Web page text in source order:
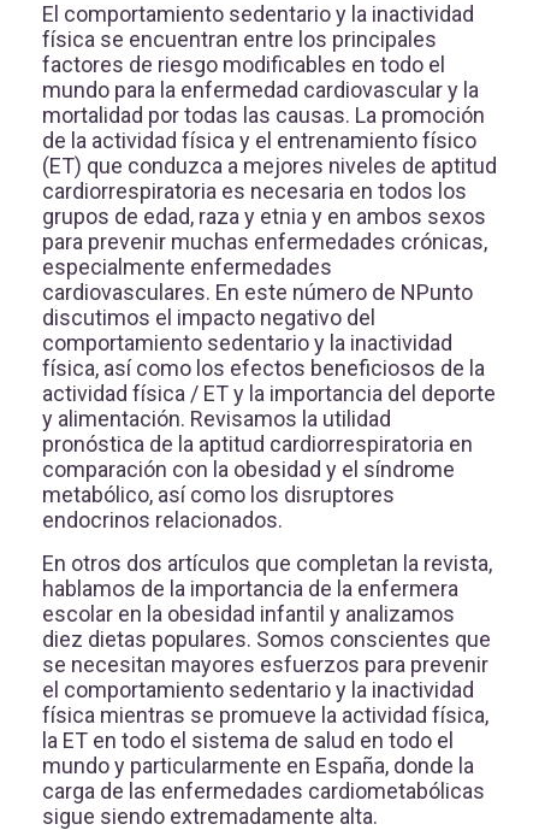
El comportamiento sedentario y la inactividad
física se encuentran entre los principales
factores de riesgo modificables en todo el
mundo para la enfermedad cardiovascular y la
mortalidad por todas las causas. La promoción
de la actividad física y el entrenamiento físico
(ET) que conduzca a mejores niveles de aptitud
cardiorrespiratoria es necesaria en todos los
grupos de edad, raza y etnia y en ambos sexos
para prevenir muchas enfermedades crónicas,
especialmente enfermedades
cardiovasculares. En este número de NPunto
discutimos el impacto negativo del
comportamiento sedentario y la inactividad
física, así como los efectos beneficiosos de la
actividad física / ET y la importancia del deporte
y alimentación. Revisamos la utilidad
pronóstica de la aptitud cardiorrespiratoria en
comparación con la obesidad y el síndrome
metabólico, así como los disruptores
endocrinos relacionados.
En otros dos artículos que completan la revista,
hablamos de la importancia de la enfermera
escolar en la obesidad infantil y analizamos
diez dietas populares. Somos conscientes que
se necesitan mayores esfuerzos para prevenir
el comportamiento sedentario y la inactividad
física mientras se promueve la actividad física,
la ET en todo el sistema de salud en todo el
mundo y particularmente en España, donde la
carga de las enfermedades cardiometabólicas
sigue siendo extremadamente alta.